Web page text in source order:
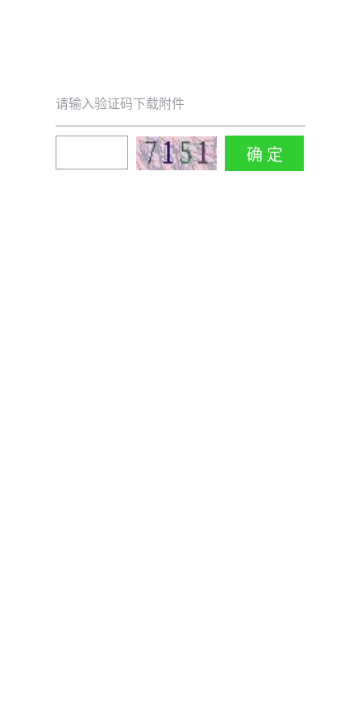
请输入验证码下载附件